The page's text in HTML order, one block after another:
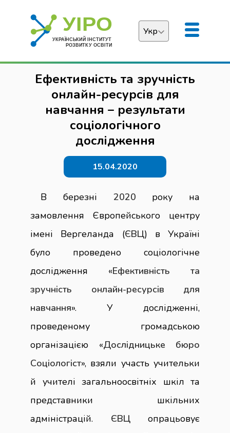
Укр
English
Ефективність та зручність
онлайн-ресурсів для
навчання – результати
соціологічного
дослідження
15.04.2020
В березні 2020 року на
замовлення Європейського центру
імені Вергеланда (ЄВЦ) в Україні
було проведено соціологічне
дослідження «Ефективність та
зручність онлайн-ресурсів для
навчання». У дослідженні,
проведеному громадською
організацією «Дослідницьке бюро
Соціологіст», взяли участь учительки
й учителі загальноосвітніх шкіл та
представники шкільних
адміністрацій. ЄВЦопрацьовує